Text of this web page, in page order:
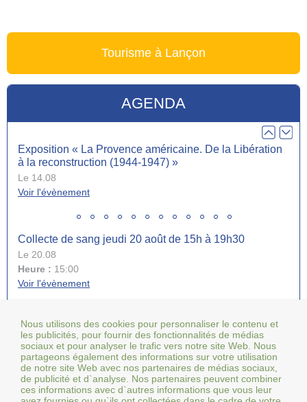
Tourisme à Lançon
AGENDA
Réunion d’information mutuelle AXA
Le 13.10
Heure :18:00
Exposition « La Provence américaine. De la Libération
à la reconstruction (1944-1947) »
Le 14.08
Voir l'évènement
Collecte de sang jeudi 20 août de 15h à 19h30
Le 20.08
Heure : 15:00
Voir l'évènement
Fête votive de la Saint-Symphorien du 21 au 24 août
Le 21.08
Heure :18:00
Voir l'évènement
Nous utilisons des cookies pour personnaliser le contenu et
les publicités, pour fournir des fonctionnalités de médias
sociaux et pour analyser le trafic vers notre site Web. Nous
partageons également des informations sur votre utilisation
de notre site Web avec nos partenaires de médias sociaux,
de publicité et d`analyse. Nos partenaires peuvent combiner
ces informations avec d`autres informations que vous leur